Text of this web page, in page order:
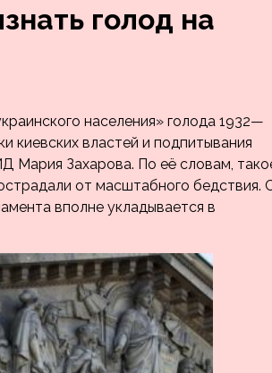
голод на
населения» голода 1932—
киевских властей и подпитывания
Мария Захарова. По её словам,
от масштабного бедствия.
вполне укладывается в